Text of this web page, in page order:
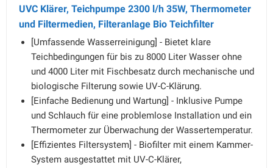
UVC Klärer, Teichpumpe 2300 l/h 35W, Thermometer
und Filtermedien, Filteranlage Bio Teichfilter
[Umfassende Wasserreinigung] - Bietet klare
Teichbedingungen für bis zu 8000 Liter Wasser ohne
und 4000 Liter mit Fischbesatz durch mechanische und
biologische Filterung sowie UV-C-Klärung.
[Einfache Bedienung und Wartung] - Inklusive Pumpe
und Schlauch für eine problemlose Installation und ein
Thermometer zur Überwachung der Wassertemperatur.
[Effizientes Filtersystem] - Biofilter mit einem Kammer-
System ausgestattet mit UV-C-Klärer,